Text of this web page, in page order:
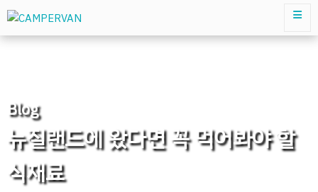
Blog
뉴질랜드에 왔다면 꼭 먹어봐야 할
식재료